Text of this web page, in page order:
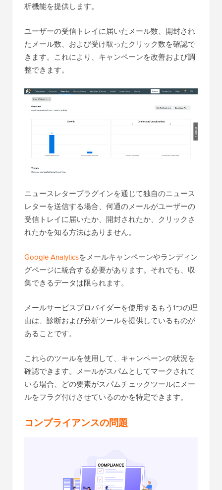
析機能を提供します。
ユーザーの受信トレイに届いたメール数、開封され
たメール数、および受け取ったクリック数を確認で
きます。これにより、キャンペーンを改善および調
整できます。
ニュースレタープラグインを通じて独自のニュース
レターを送信する場合、何通のメールがユーザーの
受信トレイに届いたか、開封されたか、クリックさ
れたかを知る方法はありません。
Google Analyticsをメールキャンペーンやランディン
グページに統合する必要があります。それでも、収
集できるデータは限られます。
メールサービスプロバイダーを使用するもう1つの理
由は、診断および分析ツールを提供しているものが
あることです。
これらのツールを使用して、キャンペーンの状況を
確認できます。メールがスパムとしてマークされて
いる場合、どの要素がスパムチェックツールにメー
ルをフラグ付けさせているのかを特定できます。
コンプライアンスの問題